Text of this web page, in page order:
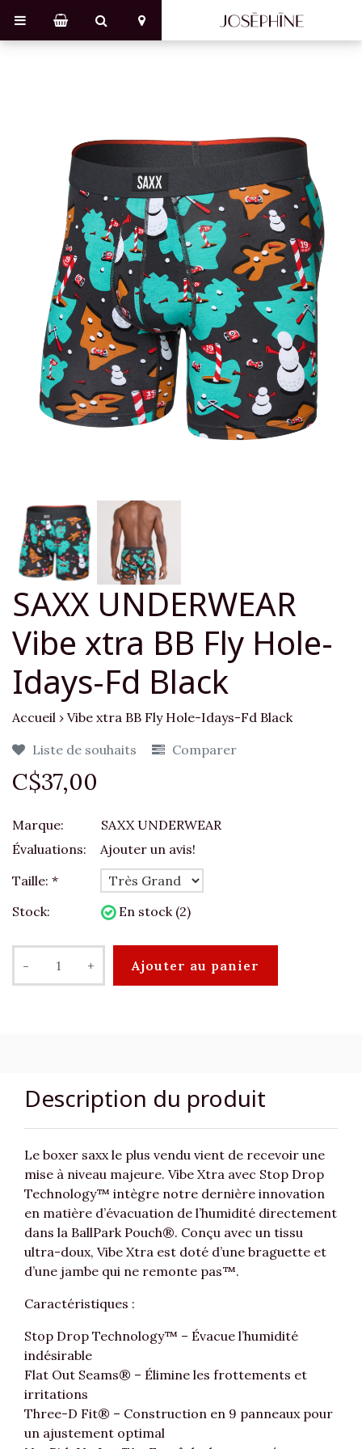
SAXX UNDERWEAR
Vibe xtra BB Fly Hole-
Idays-Fd Black
Accueil › Vibe xtra BB Fly Hole-Idays-Fd Black
Liste de souhaits
Comparer
C$37,00
Marque:
SAXX UNDERWEAR
Évaluations:
Ajouter un avis!
Taille: *
Stock:
En stock (2)
- + Ajouter au panier
Description du produit
Le boxer saxx le plus vendu vient de recevoir une
mise à niveau majeure. Vibe Xtra avec Stop Drop
Technology™ intègre notre dernière innovation
en matière d’évacuation de l’humidité directement
dans la BallPark Pouch®. Conçu avec un tissu
ultra-doux, Vibe Xtra est doté d’une braguette et
d’une jambe qui ne remonte pas™.
Caractéristiques :
Stop Drop Technology™ – Évacue l’humidité
indésirable
Flat Out Seams® – Élimine les frottements et
irritations
Three-D Fit® – Construction en 9 panneaux pour
un ajustement optimal